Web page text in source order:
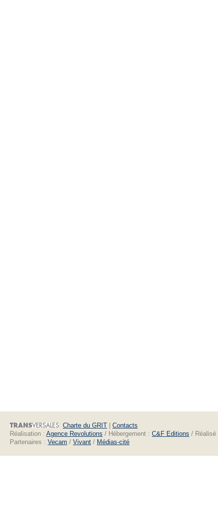
Charte du GRIT
Contacts
Réalisation : Agence Revolutions / Hébergement : C&F Editions /
Partenaires : Vecam / Vivant / Médias-cité